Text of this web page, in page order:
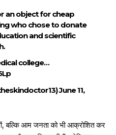
an object for cheap
who chose to donate
and scientific
college…
June 11,
बल्कि आम जनता को भी आक्रोशित कर